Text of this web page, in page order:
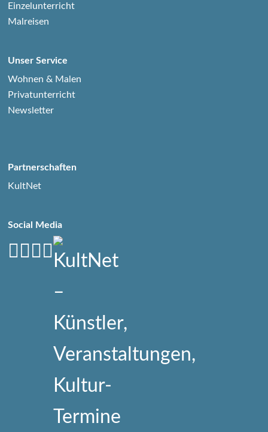
Einzelunterricht
Malreisen
Unser Service
Wohnen & Malen
Privatunterricht
Newsletter
Partnerschaften
KultNet
Social Media